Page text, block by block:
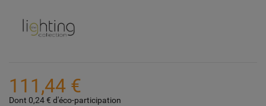
111,44 €
Dont 0,24 € d'éco-participation